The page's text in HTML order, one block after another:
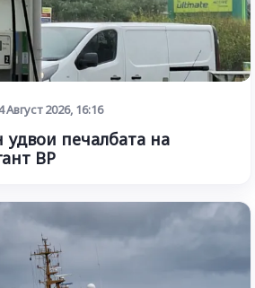
Август 2026, 16:16
печалбата на
BP